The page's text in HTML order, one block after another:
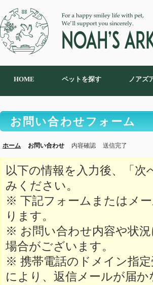
HOME ペットを探す ノアズ
お問い合わせフォーム
ホーム お問い合わせ 内容確認 送信完了
以下の情報を入力後、「
みください。
※ 下記フォームまたはメ
ります。
※ お問い合わせ内容や状
場合がございます。
※ 携帯電話のドメイン指
により、返信メールが届